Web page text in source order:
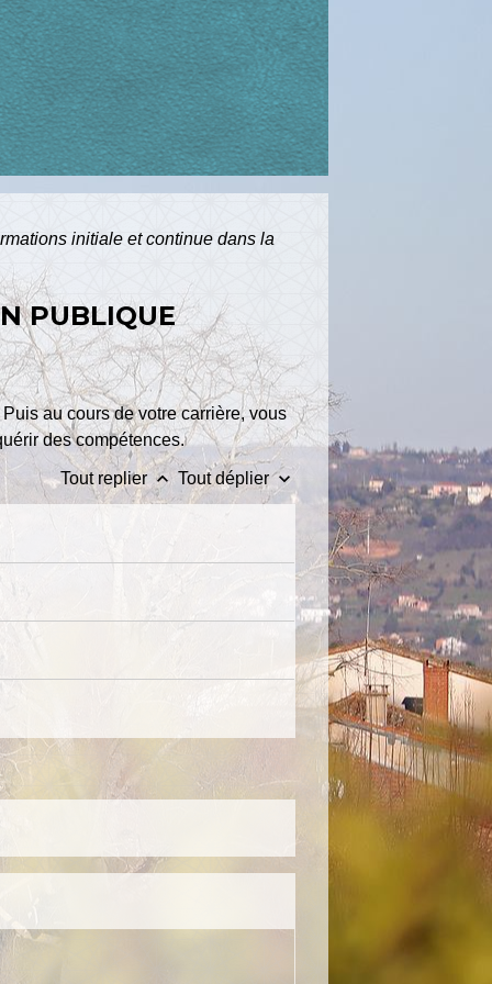
initiale et continue dans la
PUBLIQUE
au cours de votre carrière, vous
des compétences.
Tout replier keyboard_arrow_up Tout déplierkeyboard_arrow_down